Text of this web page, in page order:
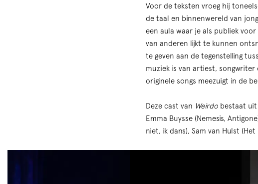
Voor de teksten vroeg hij
de taal en binnenwereld van
een aula waar je als publiek
van anderen lijkt te kunnen
te geven aan de tegenstelling
muziek is van artiest,
originele songs meezuigt in de
Deze cast van Weirdo bestaat uit
Emma Buysse (Nemesis,
niet, ik dans), Sam van Hulst